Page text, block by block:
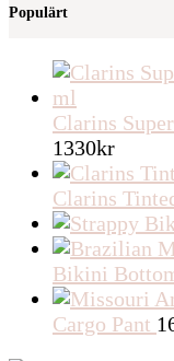
Populärt
Clarins
1330kr
Clarins
Bikini
Cargo Pant